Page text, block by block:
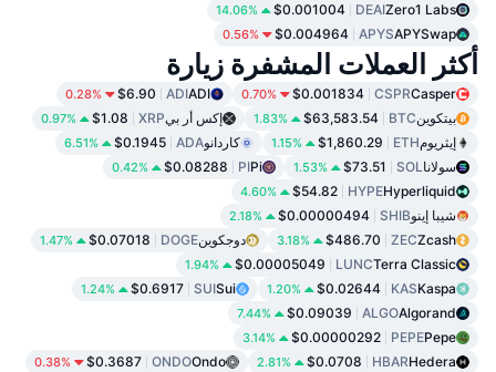
Zero1 Labs
DEAI
$0.001004
14.06%
APYSwap
APYS
$0.004964
0.56%
أكثر العملات المشفرة زيارة
Casper
CSPR
$0.001834
0.70%
ADI
ADI
$6.90
0.28%
بيتكوينBTC
$63,583.54
1.83% إكس أر بيXRP
$1.08
0.97%
إيثريومETH
$1,860.29
1.15% كاردانوADA
$0.1945
6.51%
سولاناSOL
$73.51
1.53%
Pi
PI
$0.08288
0.42%
Hyperliquid
HYPE
$54.82
4.60%
شيبا إينوSHIB
$0.00000494
2.18%
Zcash
ZEC
$486.70
3.18% دوجكوينDOGE
$0.07018
1.47%
Terra Classic
LUNC
$0.00005049
1.94%
Kaspa
KAS
$0.02644
1.20%
Sui
SUI
$0.6917
1.24%
Algorand
ALGO
$0.09039
7.44%
Pepe
PEPE
$0.00000292
3.14%
Hedera
HBAR
$0.0708
2.81%
Ondo
ONDO
$0.3687
0.38%